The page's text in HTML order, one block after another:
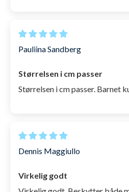
Pauliina Sandberg
Størrelsen i cm passer
Størrelsen i cm passer. Barnet
Dennis Maggiullo
Virkelig godt